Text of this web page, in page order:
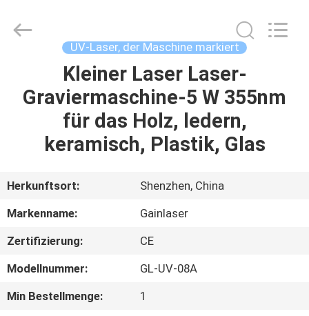
PRODUKTE
UNS
AUSFLUG
QUALITÄTSKONTROLLE
Laser
Technology
UV-Laser, der Maschine markiert
Kleiner Laser Laser-
Graviermaschine-5 W 355nm
für das Holz, ledern,
keramisch, Plastik, Glas
Herkunftsort:
Shenzhen, China
Markenname:
Gainlaser
Zertifizierung:
CE
Modellnummer:
GL-UV-08A
Min Bestellmenge:
1